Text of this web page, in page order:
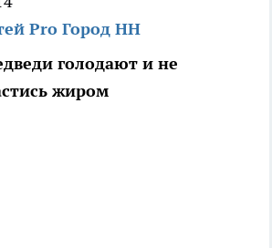
Pro Город НН
голодают и не
жиром